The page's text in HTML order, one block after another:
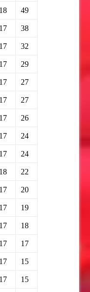
18 49
17 38
17 32
17 29
17 27
17 27
17 26
17 24
17 24
18 22
17 20
17 19
17 18
17 17
17 15
17 15